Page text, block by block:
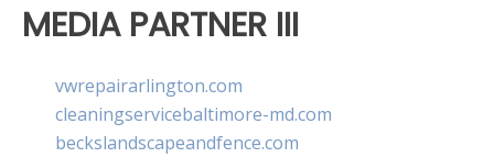
MEDIA PARTNER III
vwrepairarlington.com
cleaningservicebaltimore-md.com
beckslandscapeandfence.com